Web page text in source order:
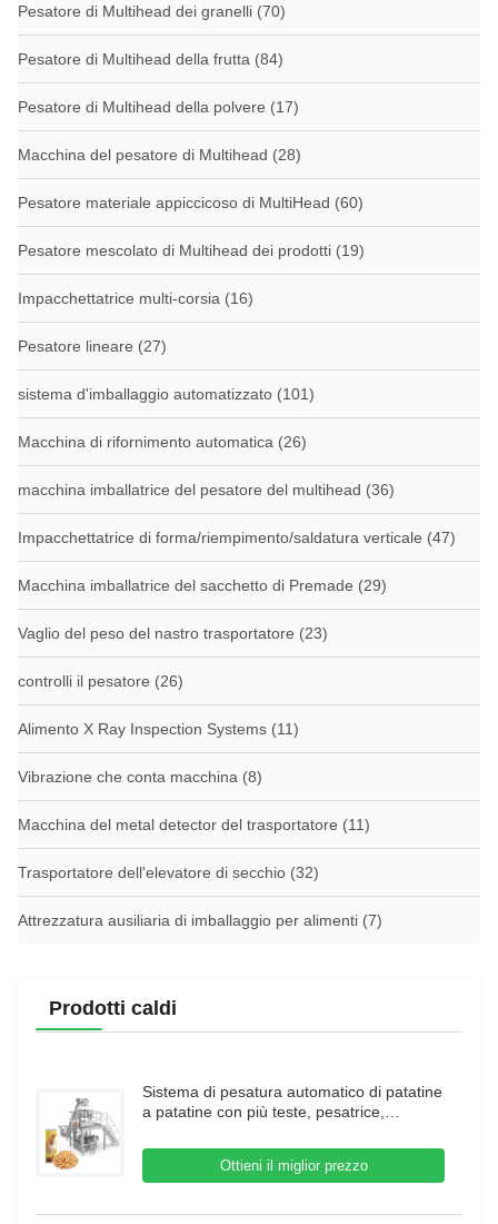
Pesatore di Multihead dei granelli (70)
Pesatore di Multihead della frutta (84)
Pesatore di Multihead della polvere (17)
Macchina del pesatore di Multihead (28)
Pesatore materiale appiccicoso di MultiHead (60)
Pesatore mescolato di Multihead dei prodotti (19)
Impacchettatrice multi-corsia (16)
Pesatore lineare (27)
sistema d'imballaggio automatizzato (101)
Macchina di rifornimento automatica (26)
macchina imballatrice del pesatore del multihead (36)
Impacchettatrice di forma/riempimento/saldatura verticale (47)
Macchina imballatrice del sacchetto di Premade (29)
Vaglio del peso del nastro trasportatore (23)
controlli il pesatore (26)
Alimento X Ray Inspection Systems (11)
Vibrazione che conta macchina (8)
Macchina del metal detector del trasportatore (11)
Trasportatore dell'elevatore di secchio (32)
Attrezzatura ausiliaria di imballaggio per alimenti (7)
Prodotti caldi
Sistema di pesatura automatico di patatine
a patatine con più teste, pesatrice,
confezionatrice di granuli alimentari
Ottieni il miglior prezzo